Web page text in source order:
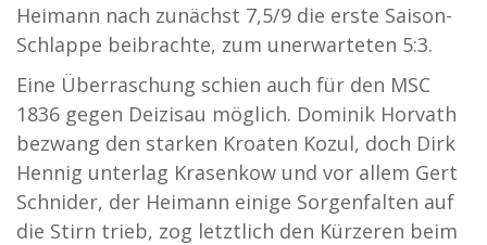
Heimann nach zunächst 7,5/9 die erste Saison-
Schlappe beibrachte, zum unerwarteten 5:3.
Eine Überraschung schien auch für den MSC
1836 gegen Deizisau möglich. Dominik Horvath
bezwang den starken Kroaten Kozul, doch Dirk
Hennig unterlag Krasenkow und vor allem Gert
Schnider, der Heimann einige Sorgenfalten auf
die Stirn trieb, zog letztlich den Kürzeren beim